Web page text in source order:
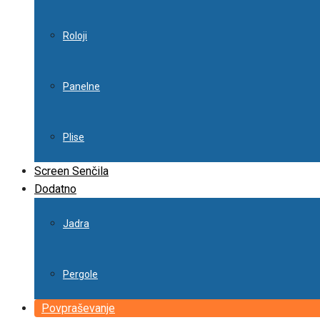
Roloji
Panelne
Plise
Screen Senčila
Dodatno
Jadra
Pergole
Povpraševanje